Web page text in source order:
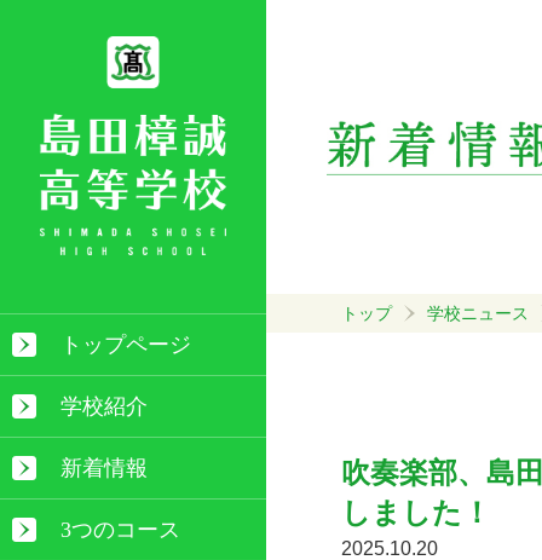
トップページ
学校紹介
新着情報
3つのコース
トップ 学校ニュース
吹奏楽部、島
しました！
2025.10.20